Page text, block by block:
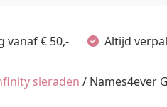
vanaf € 50,- Altijd
sieraden / Names4ever